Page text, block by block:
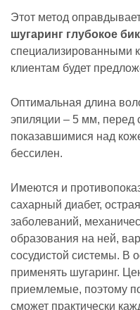
Этот метод
шугаринг глубокое
специализированными
клиентам будет
Оптимальная длина
эпиляции – 5 мм, перед
показавшимися над
бессилен.
Имеются и
сахарный диабет,
заболеваний,
образования на ней,
сосудистой системы. В
применять шугаринг.
приемлемые, поэтому
сможет практически